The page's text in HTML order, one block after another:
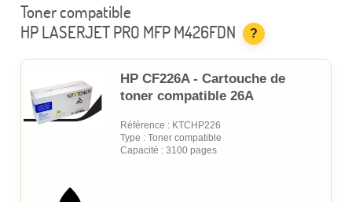
Toner compatible
HP LASERJET PRO MFP M426FDN
?
HP CF226A - Cartouche de
toner compatible 26A
Référence : KTCHP226
Type : Toner compatible
Capacité : 3100 pages